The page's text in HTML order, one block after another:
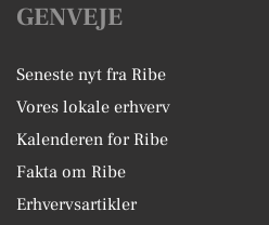
GENVEJE
Seneste nyt fra Ribe
Vores lokale erhverv
Kalenderen for Ribe
Fakta om Ribe
Erhvervsartikler